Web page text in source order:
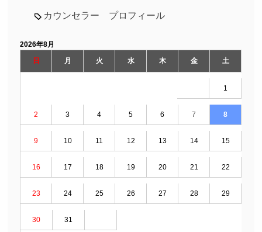
カウンセラー プロフィール
2026年8月
日
月 火 水 木 金 土
1
2 3 4 5 6 7 8
9 10 11 12 13 14 15
16 17 18 19 20 21 22
23 24 25 26 27 28 29
30 31